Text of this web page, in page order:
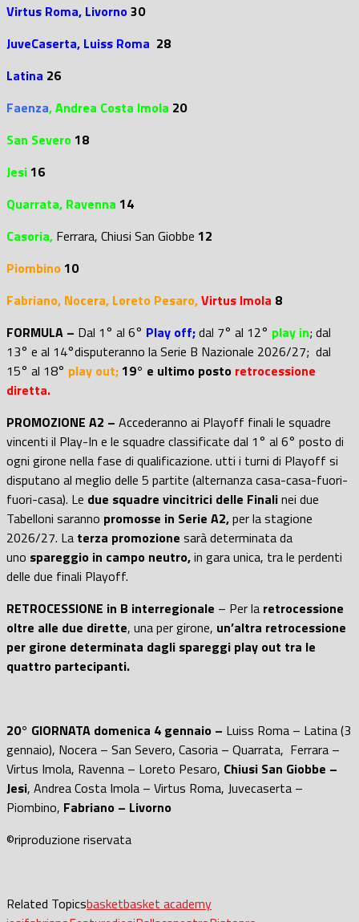
Virtus Roma, Livorno30
JuveCaserta, Luiss Roma 28
Latina 26
Faenza, Andrea Costa Imola 20
San Severo18
Jesi16
Quarrata, Ravenna 14
Casoria, Ferrara, Chiusi San Giobbe 12
Piombino10
Fabriano, Nocera, Loreto Pesaro,Virtus Imola 8
FORMULA – Dal 1° al 6° Play off;dal 7° al 12° play in; dal
13° e al 14°disputeranno la Serie B Nazionale 2026/27; dal
15° al 18° play out;19° e ultimo posto retrocessione
diretta.
PROMOZIONE A2 – Accederanno ai Playoff finali le squadre
vincenti il Play-In e le squadre classificate dal 1° al 6° posto di
ogni girone nella fase di qualificazione. utti i turni di Playoff si
disputano al meglio delle 5 partite (alternanza casa-casa-fuori-
fuori-casa). Le due squadre vincitrici delle Finalinei due
Tabelloni saranno promosse in Serie A2,per la stagione
2026/27. La terza promozione sarà determinata da
uno spareggio in campo neutro,in gara unica, tra le perdenti
delle due finali Playoff.
RETROCESSIONE in B interregionale – Per la retrocessione
oltre alle due dirette, una per girone, un’altra retrocessione
per girone determinata dagli spareggi play out tra le
quattro partecipanti.
20° GIORNATA domenica 4 gennaio – Luiss Roma – Latina (3
gennaio), Nocera – San Severo, Casoria – Quarrata, Ferrara –
Virtus Imola, Ravenna – Loreto Pesaro, Chiusi San Giobbe –
Jesi, Andrea Costa Imola – Virtus Roma, Juvecaserta –
Piombino, Fabriano – Livorno
©riproduzione riservata
Related Topicsbasketbasket academy